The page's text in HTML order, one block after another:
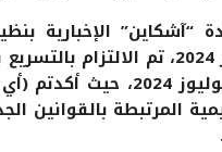
“آشكاين” الإخبارية
النقابات والحكومة المنعقد يوم 10
القطاعي الموقع يوم والحكومة
المرتبطة بالقوانين